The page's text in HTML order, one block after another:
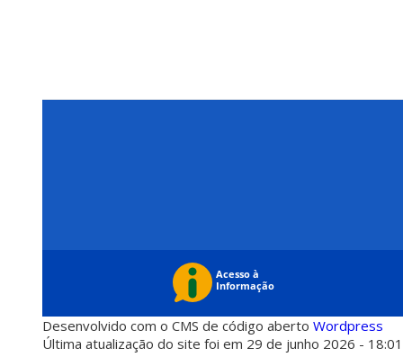
Desenvolvido com o CMS de código aberto Wordpress
Última atualização do site foi em 29 de junho 2026 -